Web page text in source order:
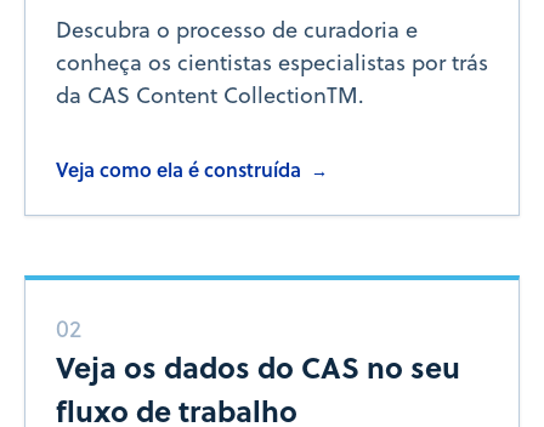
Descubra o processo de curadoria e
conheça os cientistas especialistas por trás
da CAS Content CollectionTM.
Veja como ela é construída →
02
Veja os dados do CAS no seu
fluxo de trabalho